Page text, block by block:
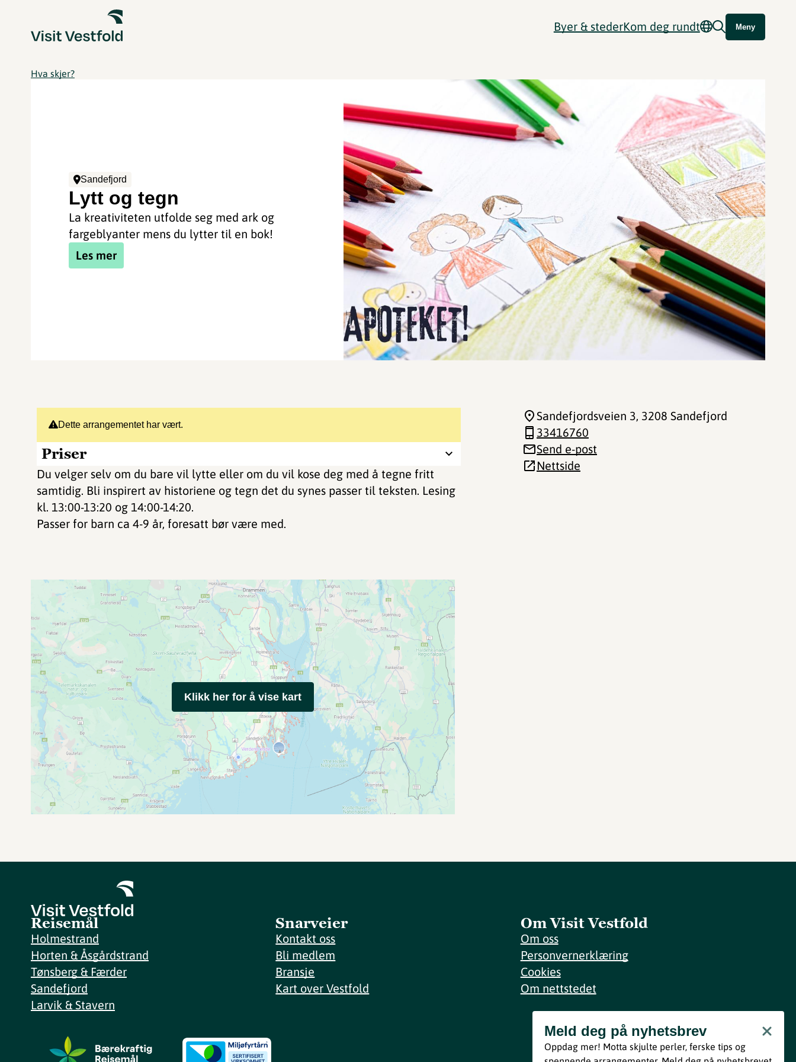
Byer & stederKom deg rundt Meny
Hva skjer?
Sandefjord
Lytt og tegn
La kreativiteten utfolde seg med ark og
fargeblyanter mens du lytter til en bok!
Les mer
Dette arrangementet har vært.
Priser
Du velger selv om du bare vil lytte eller om du vil kose deg med å tegne fritt
samtidig. Bli inspirert av historiene og tegn det du synes passer til teksten. Lesing
kl. 13:00-13:20 og 14:00-14:20.
Passer for barn ca 4-9 år, foresatt bør være med.
Sandefjordsveien 3, 3208 Sandefjord
33416760
Send e-post
Nettside
Klikk her for å vise kart
Reisemål
Holmestrand
Horten & Åsgårdstrand
Tønsberg & Færder
Sandefjord
Larvik & Stavern
Snarveier
Kontakt oss
Bli medlem
Bransje
Kart over Vestfold
Om Visit Vestfold
Om oss
Personvernerklæring
Cookies
Om nettstedet
Meld deg på nyhetsbrev
Bli med
Meld deg på nyhetsbrev
Oppdag mer! Motta skjulte perler, ferske tips og